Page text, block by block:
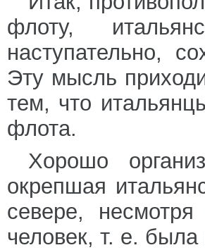
флоту,
наступательно,
Эту мысль
тем, что
флота.
Хорошо
окрепшая
севере,
человек, т. е. была